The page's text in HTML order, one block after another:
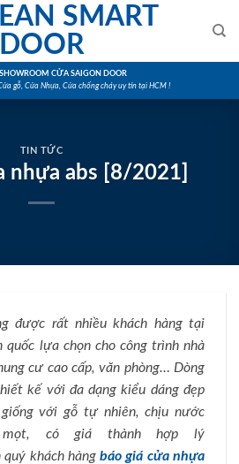
CỬA SAIGON DOOR
gỗ, Cửa Nhựa, Cửa chống cháy uy tín tại HCM !
TIN TỨC
nhựa abs [8/2021]
được rất nhiều khách hàng tại
quốc lựa chọn cho công trình nhà
cư cao cấp, văn phòng… Dòng
kế với đa dạng kiểu dáng đẹp
với gỗ tự nhiên, chịu nước
có giá thành hợp lý
quý khách hàngbáo giá cửa nhựa